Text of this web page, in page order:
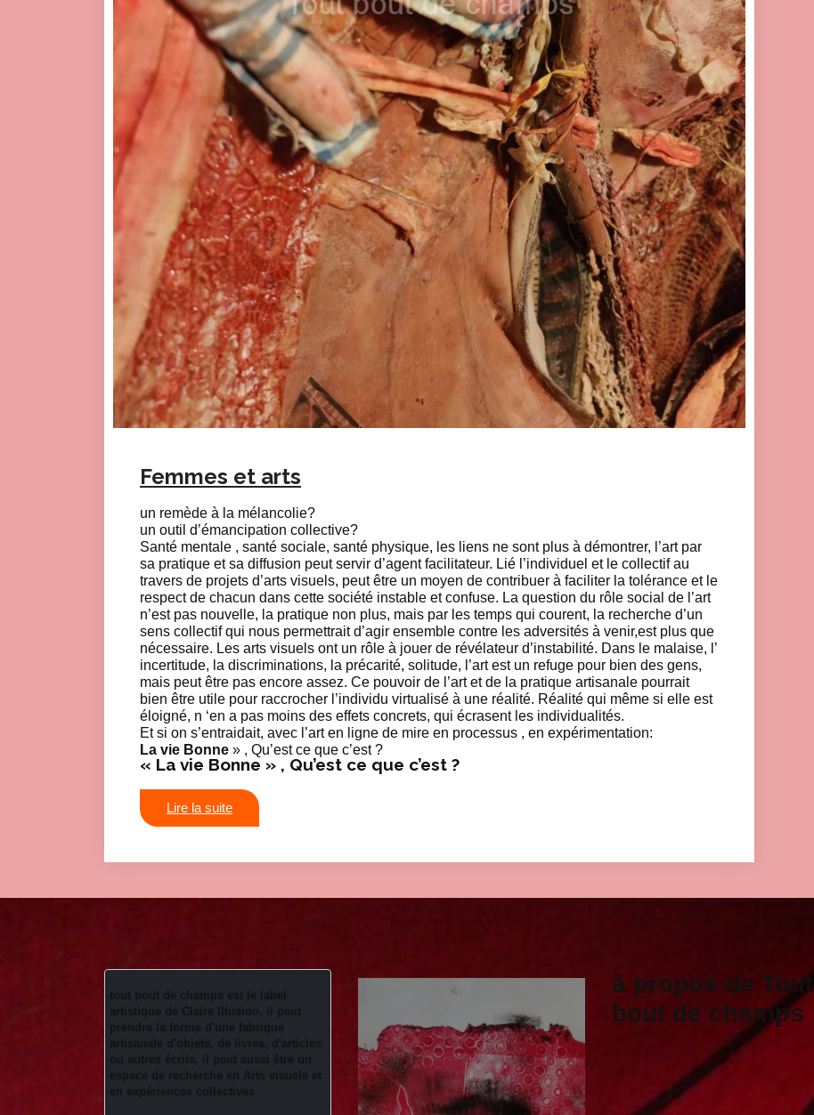
Femmes et arts
un remède à la mélancolie?
un outil d’émancipation collective?
Santé mentale , santé sociale, santé physique, les liens ne sont plus à démontrer, l’art par
sa pratique et sa diffusion peut servir d’agent facilitateur. Lié l’individuel et le collectif au
travers de projets d’arts visuels, peut être un moyen de contribuer à faciliter la tolérance et le
respect de chacun dans cette société instable et confuse. La question du rôle social de l’art
n’est pas nouvelle, la pratique non plus, mais par les temps qui courent, la recherche d’un
sens collectif qui nous permettrait d’agir ensemble contre les adversités à venir,est plus que
nécessaire. Les arts visuels ont un rôle à jouer de révélateur d’instabilité. Dans le malaise, l’
incertitude, la discriminations, la précarité, solitude, l’art est un refuge pour bien des gens,
mais peut être pas encore assez. Ce pouvoir de l’art et de la pratique artisanale pourrait
bien être utile pour raccrocher l’individu virtualisé à une réalité. Réalité qui même si elle est
éloigné, n ‘en a pas moins des effets concrets, qui écrasent les individualités.
Et si on s’entraidait, avec l’art en ligne de mire en processus , en expérimentation:
La vie Bonne » , Qu’est ce que c’est ?
« La vie Bonne » , Qu’est ce que c’est ?
Lire la suite
tout bout de champs est le label
artistique de Claire Illusion, il peut
prendre la forme d'une fabrique
artisanale d'objets, de livres, d'articles
ou autres écrits, il peut aussi être un
espace de recherche en Arts visuels et
en expériences collectives
à propos de Tout
bout de champs